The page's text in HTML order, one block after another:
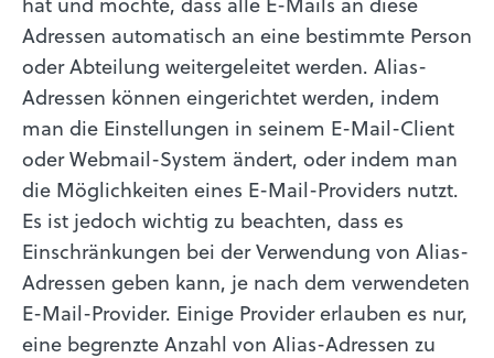
Adressen automatisch an eine bestimmte Person
oder Abteilung weitergeleitet werden. Alias-
Adressen können eingerichtet werden, indem
man die Einstellungen in seinem E-Mail-Client
oder Webmail-System ändert, oder indem man
die Möglichkeiten eines E-Mail-Providers nutzt.
Es ist jedoch wichtig zu beachten, dass es
Einschränkungen bei der Verwendung von Alias-
Adressen geben kann, je nach dem verwendeten
E-Mail-Provider. Einige Provider erlauben es nur,
eine begrenzte Anzahl von Alias-Adressen zu